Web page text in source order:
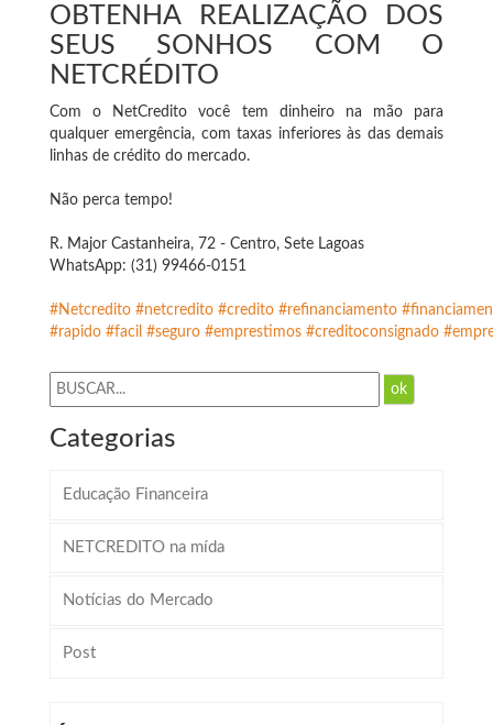
OBTENHA REALIZAÇÃO DOS
SEUS SONHOS COM O
NETCRÉDITO
Com o NetCredito você tem dinheiro na mão para
qualquer emergência, com taxas inferiores às das demais
linhas de crédito do mercado.
Não perca tempo!
R. Major Castanheira, 72 - Centro, Sete Lagoas
WhatsApp: (31) 99466-0151
#Netcredito #netcredito #credito #refinanciamento
#rapido #facil #seguro #emprestimos #creditoconsignado
ok
Categorias
Educação Financeira
NETCREDITO na mída
Notícias do Mercado
Post